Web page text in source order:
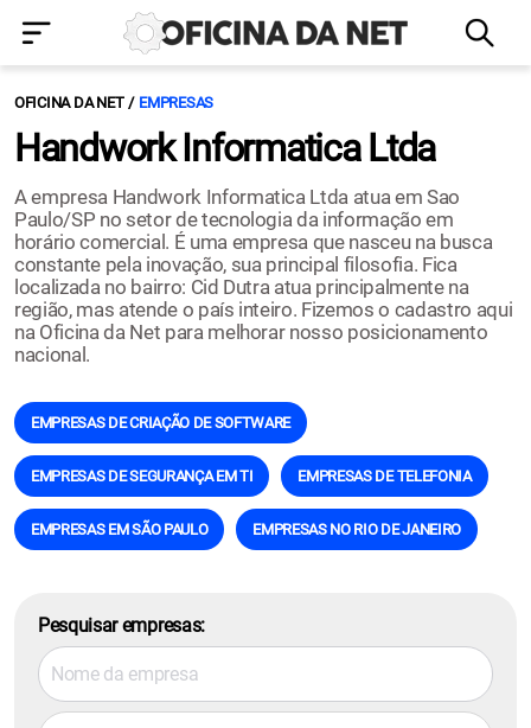
OFICINA DA NET EMPRESAS
Handwork Informatica Ltda
A empresa Handwork Informatica Ltda atua em Sao
Paulo/SP no setor de tecnologia da informação em
horário comercial. É uma empresa que nasceu na busca
constante pela inovação, sua principal filosofia. Fica
localizada no bairro: Cid Dutra atua principalmente na
região, mas atende o país inteiro. Fizemos o cadastro aqui
na Oficina da Net para melhorar nosso posicionamento
nacional.
EMPRESAS DE CRIAÇÃO DE SOFTWARE
EMPRESAS DE SEGURANÇA EM TI EMPRESAS DE TELEFONIA
EMPRESAS EM SÃO PAULO EMPRESAS NO RIO DE JANEIRO
Pesquisar empresas: